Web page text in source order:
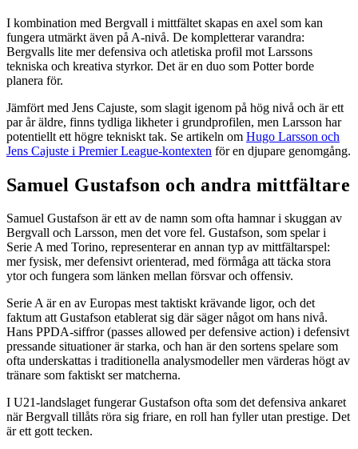
I kombination med Bergvall i mittfältet skapas en axel som kan
fungera utmärkt även på A-nivå. De kompletterar varandra:
Bergvalls lite mer defensiva och atletiska profil mot Larssons
tekniska och kreativa styrkor. Det är en duo som Potter borde
planera för.
Jämfört med Jens Cajuste, som slagit igenom på hög nivå och är ett
par år äldre, finns tydliga likheter i grundprofilen, men Larsson har
potentiellt ett högre tekniskt tak. Se artikeln om Hugo Larsson och
Jens Cajuste i Premier League-kontexten för en djupare genomgång.
Samuel Gustafson och andra mittfältare
Samuel Gustafson är ett av de namn som ofta hamnar i skuggan av
Bergvall och Larsson, men det vore fel. Gustafson, som spelar i
Serie A med Torino, representerar en annan typ av mittfältarspel:
mer fysisk, mer defensivt orienterad, med förmåga att täcka stora
ytor och fungera som länken mellan försvar och offensiv.
Serie A är en av Europas mest taktiskt krävande ligor, och det
faktum att Gustafson etablerat sig där säger något om hans nivå.
Hans PPDA-siffror (passes allowed per defensive action) i defensivt
pressande situationer är starka, och han är den sortens spelare som
ofta underskattas i traditionella analysmodeller men värderas högt av
tränare som faktiskt ser matcherna.
I U21-landslaget fungerar Gustafson ofta som det defensiva ankaret
när Bergvall tillåts röra sig friare, en roll han fyller utan prestige. Det
är ett gott tecken.